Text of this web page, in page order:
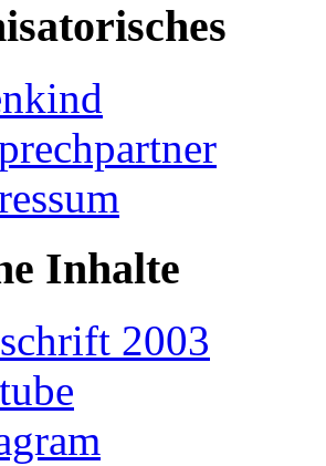
Inhalte
2003